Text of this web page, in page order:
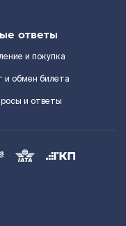
ответы
и покупка
и обмен билета
и ответы